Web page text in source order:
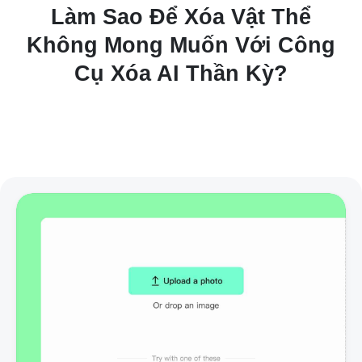
Làm Sao Để Xóa Vật Thể
Không Mong Muốn Với Công
Cụ Xóa AI Thần Kỳ?